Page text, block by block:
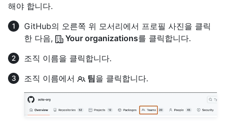
해야 합니다.
GitHub의 오른쪽 위 모서리에서 프로필 사진을 클릭
한 다음,
Your organizations를 클릭합니다.
조직 이름을 클릭합니다.
조직 이름에서
팀을 클릭합니다.